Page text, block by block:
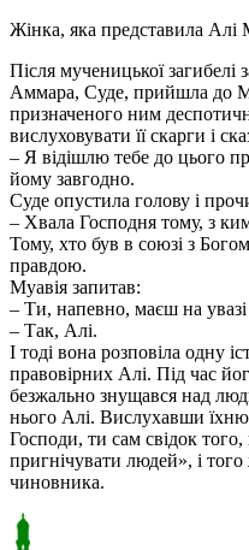
Жінка, яка представила Алі
Після мученицької загибелі
Аммара, Суде, прийшла до
призначеного ним
вислуховувати її скарги і
– Я відішлю тебе до цього
йому завгодно.
Суде опустила голову і
– Хвала Господня тому, з
Тому, хто був в союзі з
правдою.
Муавія запитав:
– Ти, напевно, маєш на
– Так, Алі.
І тоді вона розповіла одну
правовірних Алі. Під час
безжально знущався над
нього Алі. Вислухавши їхню
Господи, ти сам свідок
пригнічувати людей», і
чиновника.